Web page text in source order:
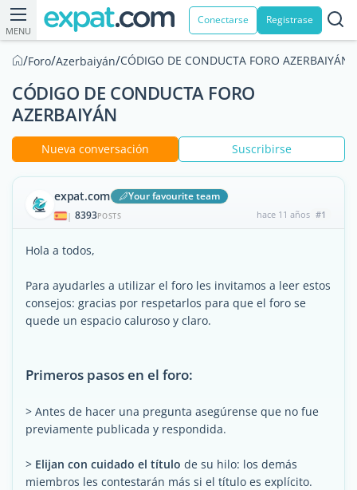
MENU
Conectarse Registrase
/Foro/Azerbaiyán/CÓDIGO DE CONDUCTA FORO AZERBAIYÁN
CÓDIGO DE CONDUCTA FORO
AZERBAIYÁN
Nueva conversación Suscribirse
expat.com Your favourite team
| 8393POSTS hace 11 años #1
Hola a todos,
Para ayudarles a utilizar el foro les invitamos a leer estos
consejos: gracias por respetarlos para que el foro se
quede un espacio caluroso y claro.
Primeros pasos en el foro:
> Antes de hacer una pregunta asegúrense que no fue
previamente publicada y respondida.
> Elijan con cuidado el título de su hilo: los demás
miembros les contestarán más si el título es explícito.